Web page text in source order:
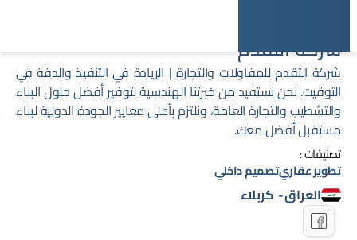
شركة التقدم
شركة التقدم للمقاولات والتجارة | الريادة في التنفيذ والدقة في
التوقيت. نحن نستفيد من خبرتنا الهندسية لتوفير أفضل حلول البناء
والتشطيب والتجارة العامة، ونلتزم بأعلى معايير الجودة الدولية لبناء
مستقبل أفضل معك.
تصنيفات :
تطوير عقاريتصميم داخلي
العراق- كربلاء